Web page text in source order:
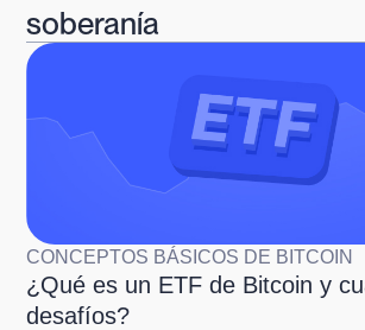
soberanía
CONCEPTOS BÁSICOS DE BITCOIN
¿Qué es un ETF de Bitcoin y
desafíos?